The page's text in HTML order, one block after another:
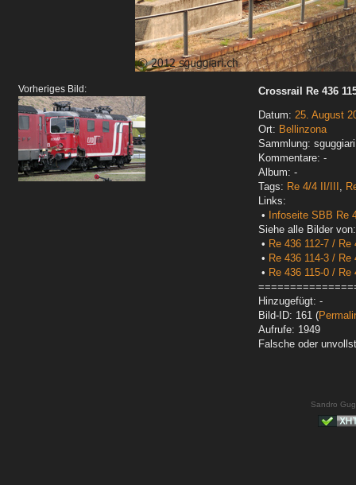
Vorheriges Bild:
Crossrail Re 436
Datum: 25. August
Ort: Bellinzona
Sammlung:
Kommentare: -
Album: -
Tags: Re 4/4 II/III ,
Links:
•
Infoseite SBB Re
Siehe alle Bilder von:
• Re 436 112-7 / Re
• Re 436 114-3 / Re
• Re 436 115-0 / Re
Hinzugefügt: -
Bild-ID: 161 (
Aufrufe: 1949
Falsche oder
Sandro